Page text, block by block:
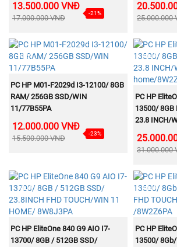
13.500.000 VNĐ
17.000.000 VNĐ
-21%
25.000.000
NEW
MUA NGAY
PC HP M01-F2029d I3-12100/ 8GB
RAM/ 256GB SSD/WIN
11/77B55PA
12.000.000 VNĐ
15.500.000 VNĐ
-23%
NEW
PC HP
13500/ 8GB
23.8 INCH/
home/
31.000.000
NEW
MUA NGAY
PC HP EliteOne 840 G9 AIO I7-
13700/ 8GB / 512GB SSD/
NEW
PC HP
13500/